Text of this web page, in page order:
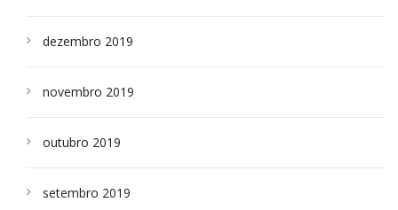
dezembro 2019
novembro 2019
outubro 2019
setembro 2019